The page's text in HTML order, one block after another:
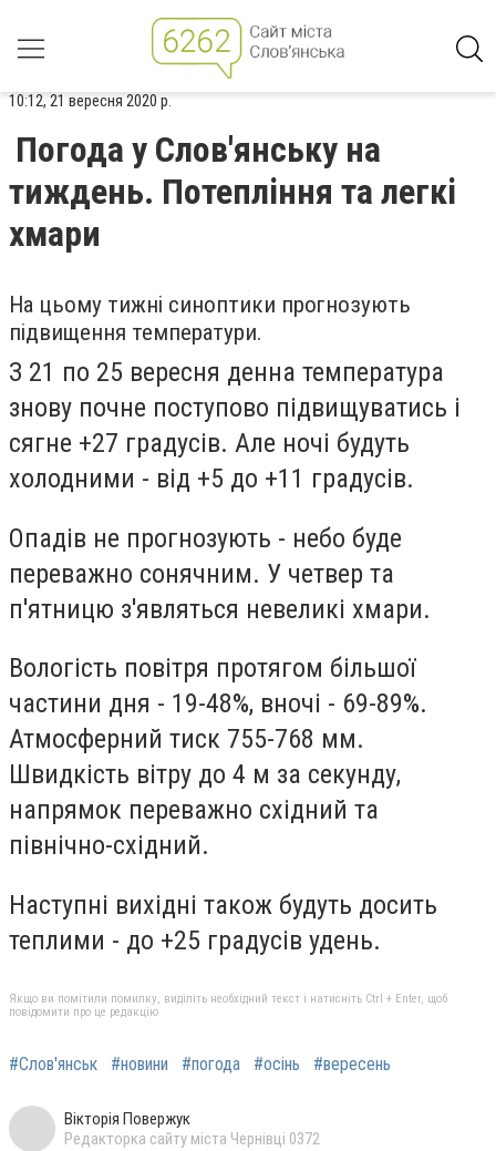
10:12, 21 вересня 2020 р.
Погода у Слов'янську на
тиждень. Потепління та легкі
хмари
На цьому тижні синоптики прогнозують
підвищення температури.
З 21 по 25 вересня денна температура
знову почне поступово підвищуватись і
сягне +27 градусів. Але ночі будуть
холодними - від +5 до +11 градусів.
Опадів не прогнозують - небо буде
переважно сонячним. У четвер та
п'ятницю з'являться невеликі хмари.
Вологість повітря протягом більшої
частини дня - 19-48%, вночі - 69-89%.
Атмосферний тиск 755-768 мм.
Швидкість вітру до 4 м за секунду,
напрямок переважно східний та
північно-східний.
Наступні вихідні також будуть досить
теплими - до +25 градусів удень.
Якщо ви помітили помилку, виділіть необхідний текст і натисніть Ctrl + Enter, щоб
повідомити про це редакцію
#Слов'янськ #новини #погода #осінь #вересень
Вікторія Повержук
Редакторка сайту міста Чернівці 0372